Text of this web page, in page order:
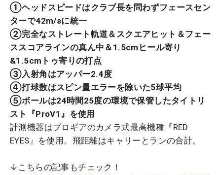
①ヘッドスピードはクラブ長を問わずフェースセン
ターで42m/sに統一
②完全なストレート軌道＆スクエアヒット＆フェー
ススコアラインの真ん中 ＆1.5cmヒール寄り
&1.5cmトゥ寄りの打点
③入射角はアッパー2.4度
④打球数はスピン量エラーを除いた5球平均
⑤ボールは24時間25度の環境で保管したタイトリ
スト『ProV1』を使用
計測機器はプロギアのカメラ式最高機種『RED
EYES』を使用。飛距離はキャリーとランの合計。
↓こちらの記事もチェック！